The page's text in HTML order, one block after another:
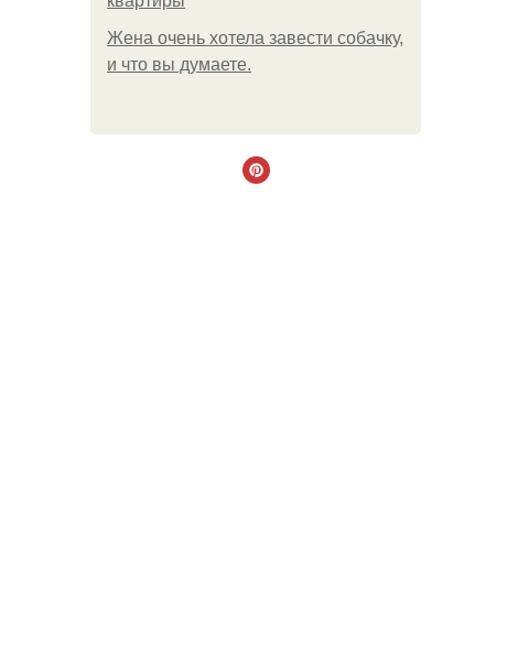
Жена очень хотела завести собачку,
и что вы думаете.